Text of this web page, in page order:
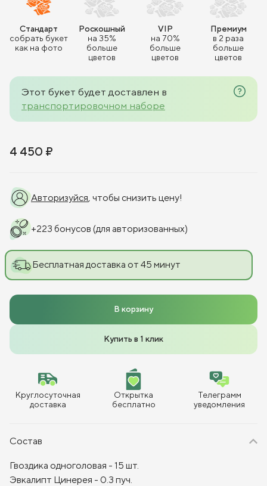
Стандарт
собрать букет
как на фото
Роскошный
на 35%
больше
цветов
VIP
на 70%
больше
цветов
Премиум
в 2 раза
больше
цветов
Этот букет будет доставлен в
транспортировочном наборе
4 450 ₽
Авторизуйся, чтобы снизить цену!
+223 бонусов (для авторизованных)
Бесплатная доставка от 45 минут
В корзину
Купить в 1 клик
Круглосуточная
доставка
Открытка
бесплатно
Телеграмм
уведомления
Состав
Гвоздика одноголовая - 15 шт.
Эвкалипт Цинерея - 0.3 пуч.